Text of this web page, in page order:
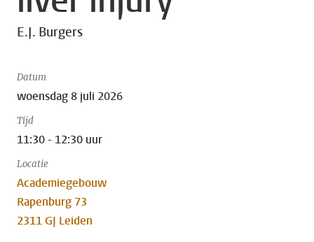
E.J. Burgers
Datum
woensdag 8 juli 2026
Tijd
11:30 - 12:30 uur
Locatie
Academiegebouw
Rapenburg 73
2311 GJ Leiden